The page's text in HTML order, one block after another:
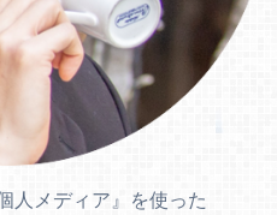
人メディア』を使った